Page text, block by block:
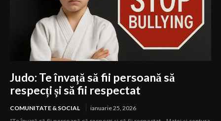
Judo: Te învață să fii persoană să
respecți și să fii respectat
COMUNITATE & SOCIAL ianuarie 25, 2026